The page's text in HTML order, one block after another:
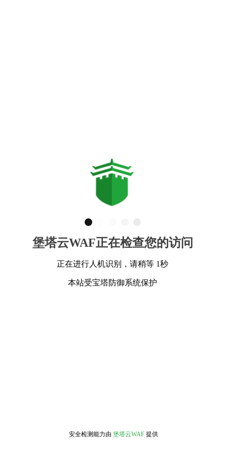
堡塔云WAF正在检查您的访问
正在进行人机识别，请稍等 1秒
本站受宝塔防御系统保护
安全检测能力由 堡塔云WAF 提供